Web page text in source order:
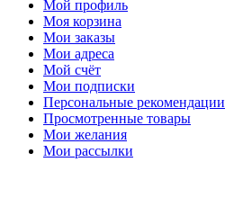
Мой профиль
Моя корзина
Мои заказы
Мои адреса
Мой счёт
Мои подписки
Персональные рекомендации
Просмотренные товары
Мои желания
Мои рассылки